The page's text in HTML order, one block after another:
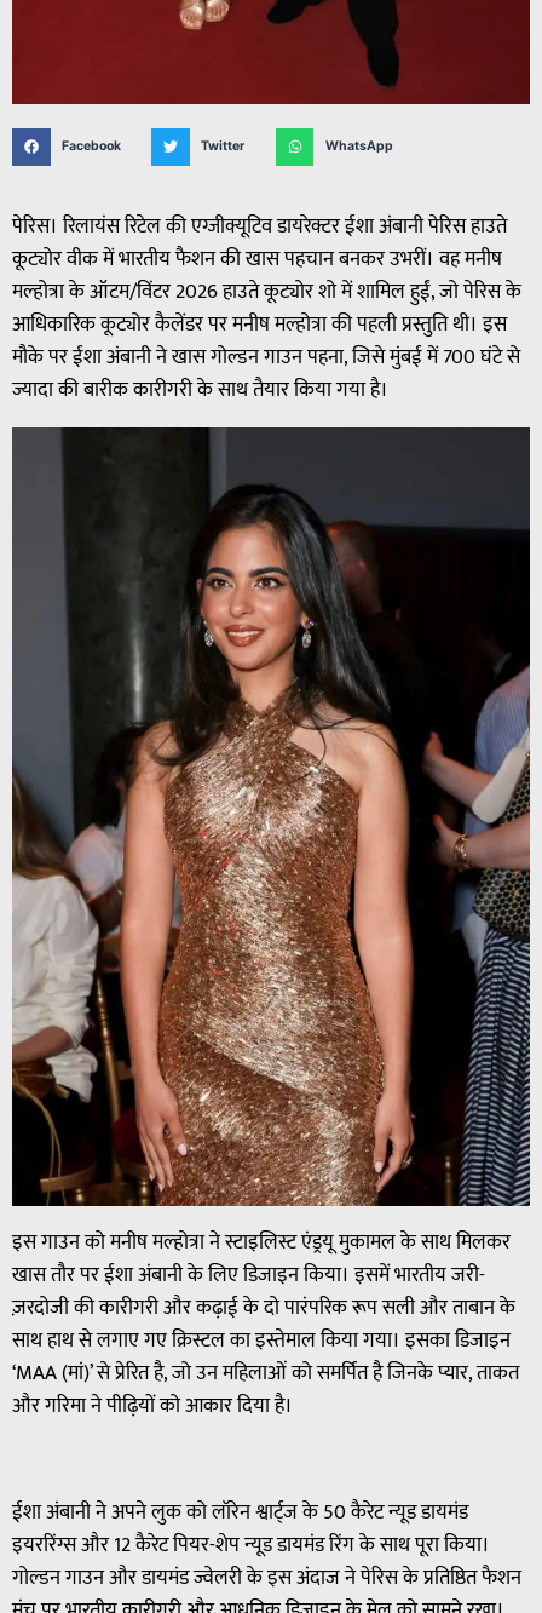
Facebook Twitter WhatsApp
पेरिस। रिलायंस रिटेल की एग्जीक्यूटिव डायरेक्टर ईशा अंबानी पेरिस हाउते
कूट्योर वीक में भारतीय फैशन की खास पहचान बनकर उभरीं। वह मनीष
मल्होत्रा के ऑटम/विंटर 2026 हाउते कूट्योर शो में शामिल हुईं, जो पेरिस के
आधिकारिक कूट्योर कैलेंडर पर मनीष मल्होत्रा की पहली प्रस्तुति थी। इस
मौके पर ईशा अंबानी ने खास गोल्डन गाउन पहना, जिसे मुंबई में 700 घंटे से
ज्यादा की बारीक कारीगरी के साथ तैयार किया गया है।
इस गाउन को मनीष मल्होत्रा ने स्टाइलिस्ट एंड्रयू मुकामल के साथ मिलकर
खास तौर पर ईशा अंबानी के लिए डिजाइन किया। इसमें भारतीय जरी-
ज़रदोजी की कारीगरी और कढ़ाई के दो पारंपरिक रूप सली और ताबान के
साथ हाथ से लगाए गए क्रिस्टल का इस्तेमाल किया गया। इसका डिजाइन
‘MAA (मां)’ से प्रेरित है, जो उन महिलाओं को समर्पित है जिनके प्यार, ताकत
और गरिमा ने पीढ़ियों को आकार दिया है।
ईशा अंबानी ने अपने लुक को लॉरेन श्वार्ट्ज के 50 कैरेट न्यूड डायमंड
इयररिंग्स और 12 कैरेट पियर-शेप न्यूड डायमंड रिंग के साथ पूरा किया।
गोल्डन गाउन और डायमंड ज्वेलरी के इस अंदाज ने पेरिस के प्रतिष्ठित फैशन